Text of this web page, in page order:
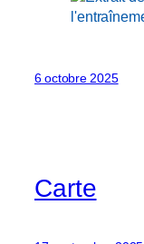
6 octobre 2025
Carte